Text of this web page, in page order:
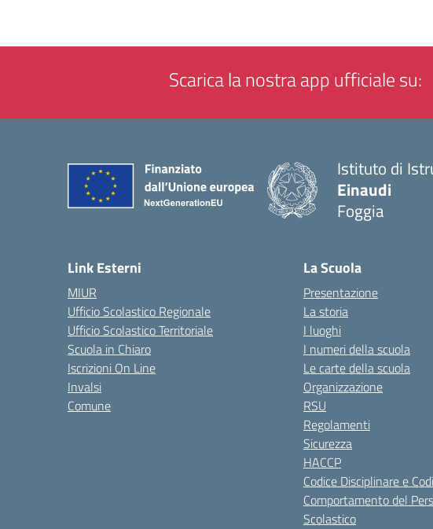
Scarica la nostra app ufficiale su:
Istituto di
Einaudi
Foggia
Link Esterni
MIUR
Ufficio Scolastico Regionale
Ufficio Scolastico Territoriale
Scuola in Chiaro
Iscrizioni On Line
Invalsi
Comune
La Scuola
Presentazione
La storia
I luoghi
I numeri della scuola
Le carte della scuola
Organizzazione
RSU
Regolamenti
Sicurezza
HACCP
Codice Disciplinare e
Comportamento del
Scolastico